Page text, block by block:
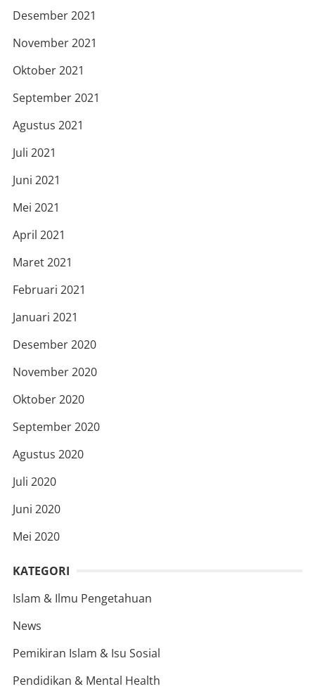
Desember 2021
November 2021
Oktober 2021
September 2021
Agustus 2021
Juli 2021
Juni 2021
Mei 2021
April 2021
Maret 2021
Februari 2021
Januari 2021
Desember 2020
November 2020
Oktober 2020
September 2020
Agustus 2020
Juli 2020
Juni 2020
Mei 2020
KATEGORI
Islam & Ilmu Pengetahuan
News
Pemikiran Islam & Isu Sosial
Pendidikan & Mental Health